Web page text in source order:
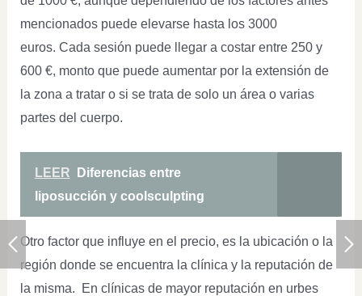
mencionados puede elevarse hasta los 3000
euros. Cada sesión puede llegar a costar entre 250 y
600 €, monto que puede aumentar por la extensión de
la zona a tratar o si se trata de solo un área o varias
partes del cuerpo.
LEER
Diferencias entre
liposucción y coolsculpting
Otro factor que influye en el precio, es la ubicación o la
región donde se encuentra la clínica y la reputación de
la misma. En clínicas de mayor reputación en urbes